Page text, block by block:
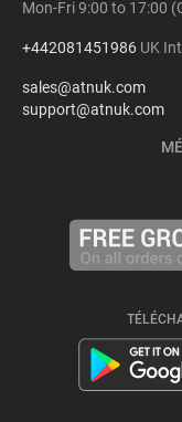
Mon-Fri 9:00 to 17:00
+442081451986 UK
sales@atnuk.com
support@atnuk.com